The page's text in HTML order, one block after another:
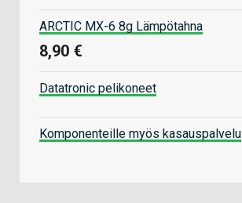
ARCTIC MX-6 8g Lämpötahna
8,90 €
Datatronic pelikoneet
Komponenteille myös kasauspalvelu